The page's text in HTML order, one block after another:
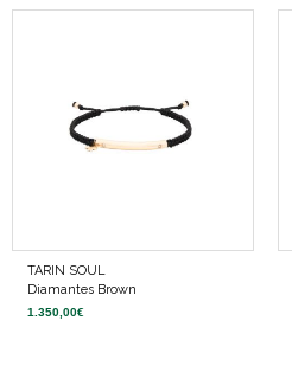
TARIN SOUL
Diamantes Brown
1.350,00€